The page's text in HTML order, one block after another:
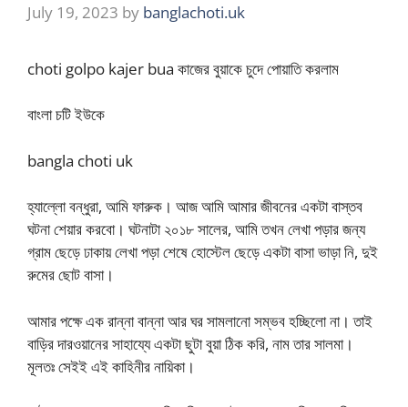
July 19, 2023 by banglachoti.uk
choti golpo kajer bua কাজের বুয়াকে চুদে পোয়াতি করলাম
বাংলা চটি ইউকে
bangla choti uk
হ্যাল্লো বন্ধুরা, আমি ফারুক। আজ আমি আমার জীবনের একটা বাস্তব
ঘটনা শেয়ার করবো। ঘটনাটা ২০১৮ সালের, আমি তখন লেখা পড়ার জন্য
গ্রাম ছেড়ে ঢাকায় লেখা পড়া শেষে হোস্টেল ছেড়ে একটা বাসা ভাড়া নি, দুই
রুমের ছোট বাসা।
আমার পক্ষে এক রান্না বান্না আর ঘর সামলানো সম্ভব হচ্ছিলো না। তাই
বাড়ির দারওয়ানের সাহায্যে একটা ছুটা বুয়া ঠিক করি, নাম তার সালমা।
মূলতঃ সেইই এই কাহিনীর নায়িকা।